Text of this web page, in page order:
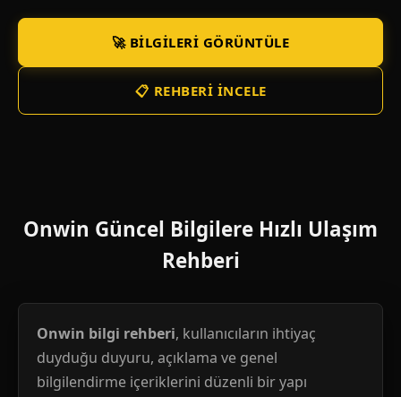
🚀 BILGILERI GÖRÜNTÜLE
📋 REHBERI İNCELE
Onwin Güncel Bilgilere Hızlı Ulaşım
Rehberi
Onwin bilgi rehberi, kullanıcıların ihtiyaç
duyduğu duyuru, açıklama ve genel
bilgilendirme içeriklerini düzenli bir yapı